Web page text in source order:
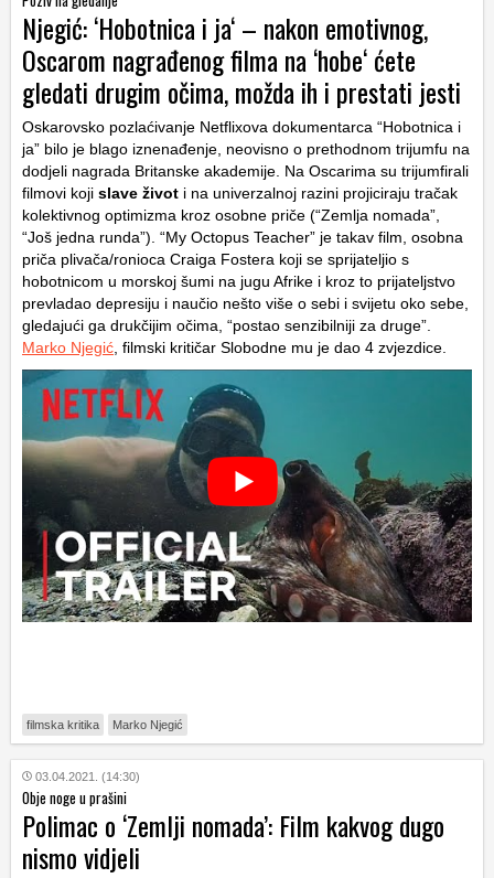
Njegić: ‘Hobotnica i ja‘ – nakon emotivnog,
Oscarom nagrađenog filma na ‘hobe‘ ćete
gledati drugim očima, možda ih i prestati jesti
Oskarovsko pozlaćivanje Netflixova dokumentarca “Hobotnica i
ja” bilo je blago iznenađenje, neovisno o prethodnom trijumfu na
dodjeli nagrada Britanske akademije. Na Oscarima su trijumfirali
filmovi koji slave život i na univerzalnoj razini projiciraju tračak
kolektivnog optimizma kroz osobne priče (“Zemlja nomada”,
“Još jedna runda”). “My Octopus Teacher” je takav film, osobna
priča plivača/ronioca Craiga Fostera koji se sprijateljio s
hobotnicom u morskoj šumi na jugu Afrike i kroz to prijateljstvo
prevladao depresiju i naučio nešto više o sebi i svijetu oko sebe,
gledajući ga drukčijim očima, “postao senzibilniji za druge”.
Marko Njegić , filmski kritičar Slobodne mu je dao 4 zvjezdice.
filmska kritika Marko Njegić
03.04.2021. (14:30)
Obje noge u prašini
Polimac o ‘Zemlji nomada’: Film kakvog dugo
nismo vidjeli